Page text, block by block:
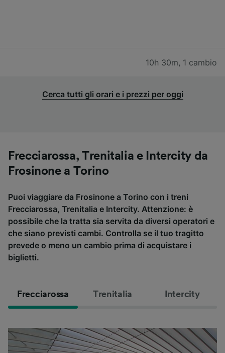
10h 30m, 1 cambio
Cerca tutti gli orari e i prezzi per oggi
Frecciarossa, Trenitalia e Intercity da
Frosinone a Torino
Puoi viaggiare da Frosinone a Torino con i treni
Frecciarossa, Trenitalia e Intercity. Attenzione: è
possibile che la tratta sia servita da diversi operatori e
che siano previsti cambi. Controlla se il tuo tragitto
prevede o meno un cambio prima di acquistare i
biglietti.
Frecciarossa Trenitalia Intercity